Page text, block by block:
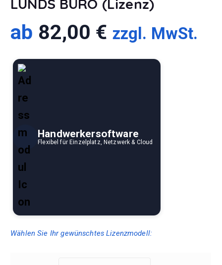
LUNDS BÜRO (Lizenz)
ab 82,00 € zzgl. MwSt.
Handwerkersoftware
Flexibel für Einzelplatz, Netzwerk & Cloud
Wählen Sie Ihr gewünschtes Lizenzmodell: